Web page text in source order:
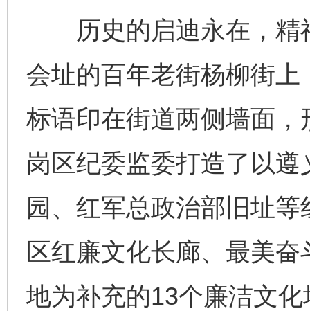
历史的启迪永在，精
会址的百年老街杨柳街
标语印在街道两侧墙面
岗区纪委监委打造了以
园、红军总政治部旧址
区红廉文化长廊、最美
地为补充的13个廉洁文